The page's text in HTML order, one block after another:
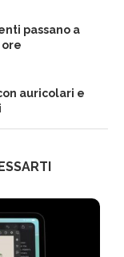
passano a
ore
auricolari e